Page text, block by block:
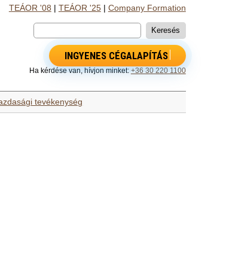
TEÁOR '08 TEÁOR '25| Company Formation
INGYENES CÉGALAPÍTÁS
Ha kérdése van, hívjon minket: +36 30 220 1100
tevékenység